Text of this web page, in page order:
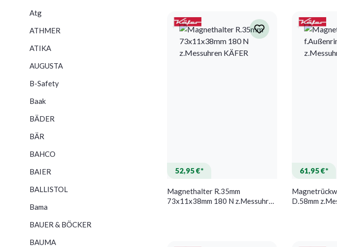
Atg
ATHMER
ATIKA
AUGUSTA
B-Safety
Baak
BÄDER
BÄR
BAHCO
BAIER
BALLISTOL
Bama
BAUER & BÖCKER
BAUMA
52,95 €*
Magnethalter R.35mm
73x11x38mm 180 N z.Messuhren
61,95 €*
D.58mm